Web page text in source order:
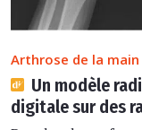
Arthrose de la main
Un modèle
digitale sur des